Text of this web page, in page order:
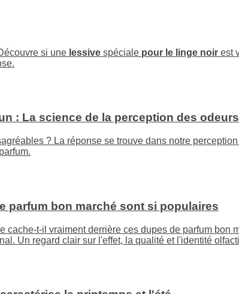
si une lessive spéciale pour le linge noir est
: La science de la perception des odeurs
? La réponse se trouve dans notre
parfum bon marché sont si populaires
t-il vraiment derrière ces dupes de parfum
Un regard clair sur l'effet, la qualité et l'identité